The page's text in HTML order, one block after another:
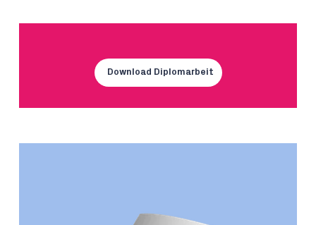
Download Diplomarbeit